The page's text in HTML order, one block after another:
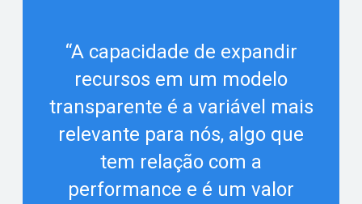
“A capacidade de expandir
recursos em um modelo
transparente é a variável mais
relevante para nós, algo que
tem relação com a
performance e é um valor